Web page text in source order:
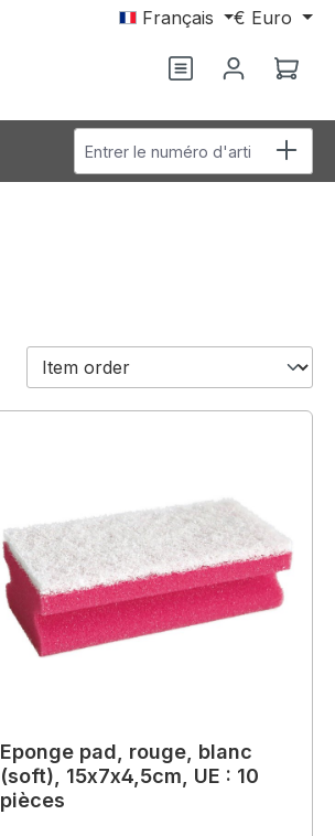
Français € Euro
Vous avez 0Le
Entrer le numéro d'article
Eponge pad, rouge, blanc
(soft), 15x7x4,5cm, UE : 10
pièces